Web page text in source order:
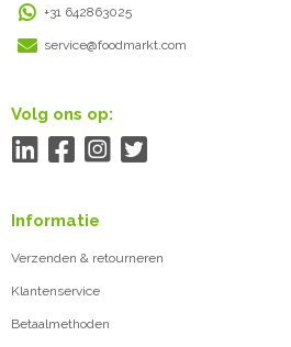
+31 642863025
service@foodmarkt.com
Volg ons op:
Informatie
Verzenden & retourneren
Klantenservice
Betaalmethoden